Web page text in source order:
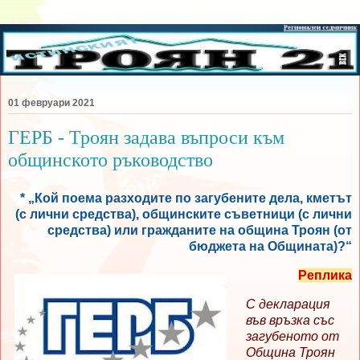
01 февруари 2021
ГЕРБ - Троян задава въпроси към
общинското ръководство
* „Кой поема разходите по загубените дела, кметът
(с лични средства), общинските съветници (с лични
средства) или гражданите на община Троян (от
бюджета на Общината)?“
Реплика
С декларация
във връзка със
загубеното от
Община Троян